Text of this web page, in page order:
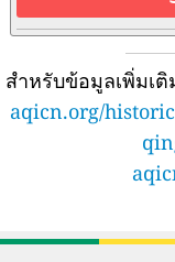
สำหรับข้อมูลเพิ่มเ
aqicn.org/